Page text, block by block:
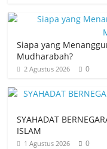
Siapa yang
Mudharabah?
2 Agustus 2026 0
SYAHADAT
ISLAM
1 Agustus 2026 0